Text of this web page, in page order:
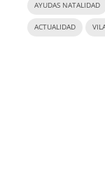
AYUDAS NATALIDAD
ACTUALIDAD